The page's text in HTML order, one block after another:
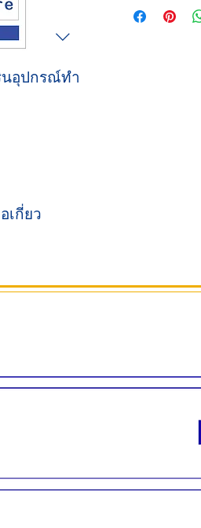
อุปกรณ์ทำ
เกี่ยว
กว้าง 114 ซม.